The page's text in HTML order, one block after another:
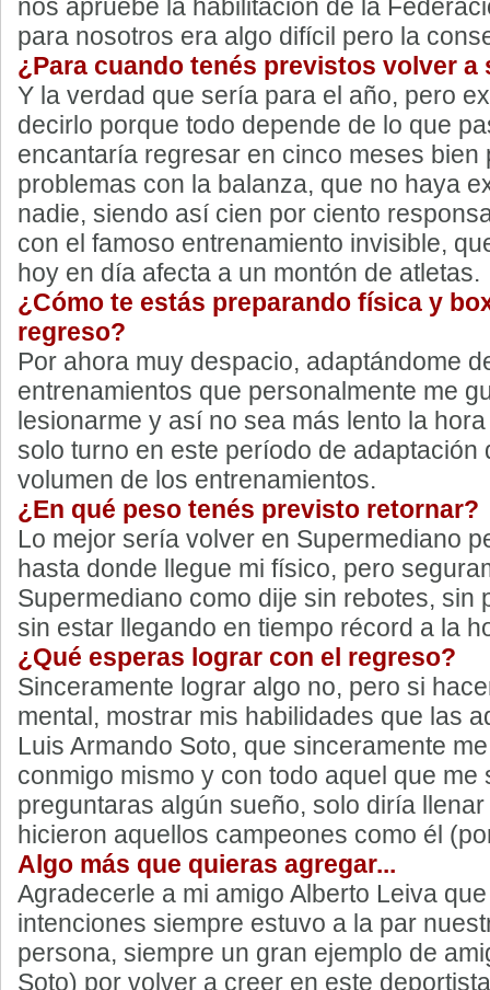
nos apruebe la habilitación de la
para nosotros era algo difícil pero la
¿Para cuando tenés previstos volver a
Y la verdad que sería para el año, pero
decirlo porque todo depende de lo que
encantaría regresar en cinco meses
problemas con la balanza, que no haya
nadie, siendo así cien por ciento
con el famoso entrenamiento invisible,
hoy en día afecta a un montón de atletas.
¿Cómo te estás preparando física y
regreso?
Por ahora muy despacio, adaptándome
entrenamientos que personalmente me
lesionarme y así no sea más lento la
solo turno en este período de adaptación
volumen de los entrenamientos.
¿En qué peso tenés previsto retornar?
Lo mejor sería volver en Supermediano
hasta donde llegue mi físico, pero
Supermediano como dije sin rebotes, sin
sin estar llegando en tiempo récord a la
¿Qué esperas lograr con el regreso?
Sinceramente lograr algo no, pero si
mental, mostrar mis habilidades que las
Luis Armando Soto, que sinceramente
conmigo mismo y con todo aquel que
preguntaras algún sueño, solo diría
hicieron aquellos campeones como él
Algo más que quieras agregar...
Agradecerle a mi amigo Alberto Leiva
intenciones siempre estuvo a la par
persona, siempre un gran ejemplo de
Soto) por volver a creer en este